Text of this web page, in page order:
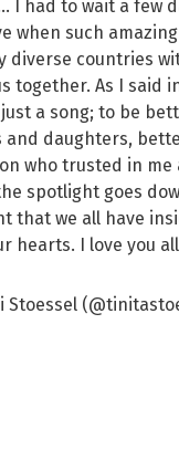
I had to wait a few
when such
diverse countries
together. As I said
a song; to be
daughters,
who trusted in
spotlight goes
that we all have
hearts. I love you